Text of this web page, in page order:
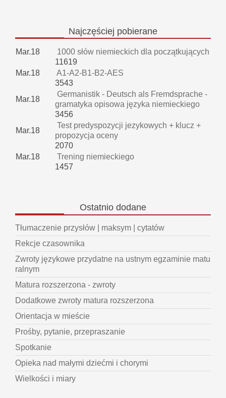
Najczęściej pobierane
Mar.18
1000 słów niemieckich dla początkujących
11619
Mar.18
A1-A2-B1-B2-AES
3543
Mar.18
Germanistik - Deutsch als Fremdsprache -
gramatyka opisowa języka niemieckiego
3456
Mar.18
Test predyspozycji jezykowych + klucz +
propozycja oceny
2070
Mar.18
Trening niemieckiego
1457
Ostatnio dodane
Tłumaczenie przysłów | maksym | cytatów
Rekcje czasownika
Zwroty językowe przydatne na ustnym egzaminie matu
ralnym
Matura rozszerzona - zwroty
Dodatkowe zwroty matura rozszerzona
Orientacja w mieście
Prośby, pytanie, przepraszanie
Spotkanie
Opieka nad małymi dziećmi i chorymi
Wielkości i miary